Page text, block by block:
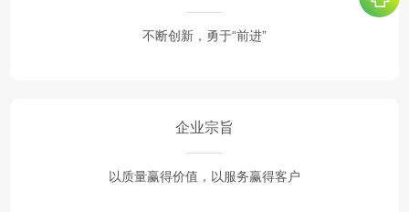
不断创新，勇于“前进”
企业宗旨
以质量赢得价值，以服务赢得客户